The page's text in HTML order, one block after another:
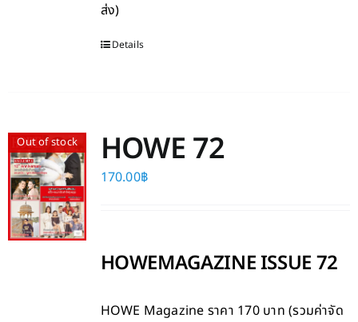
ส่ง)
Details
Out of stock HOWE 72
170.00฿
HOWEMAGAZINE ISSUE 72
HOWE Magazine ราคา 170 บาท (รวมค่าจัด